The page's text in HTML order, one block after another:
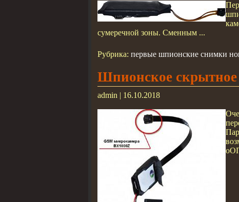
сумеречной зоны. Сменным ...
Рубрика: первые шпионские снимки
Шпионское скрытное
admin | 16.10.2018